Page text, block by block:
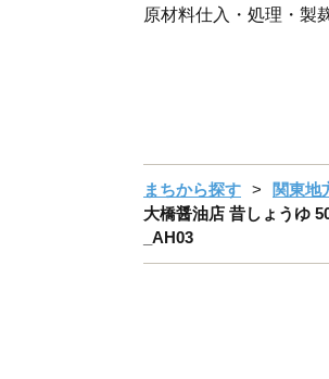
原材料仕入・処理・製
まちから探す 関東地
大橋醤油店 昔しょうゆ
_AH03